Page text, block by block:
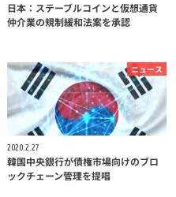
日本：ステーブルコインと仮想通貨
仲介業の規制緩和法案を承認
ニュース
2020.2.27
韓国中央銀行が債権市場向けのブロ
ックチェーン管理を提唱